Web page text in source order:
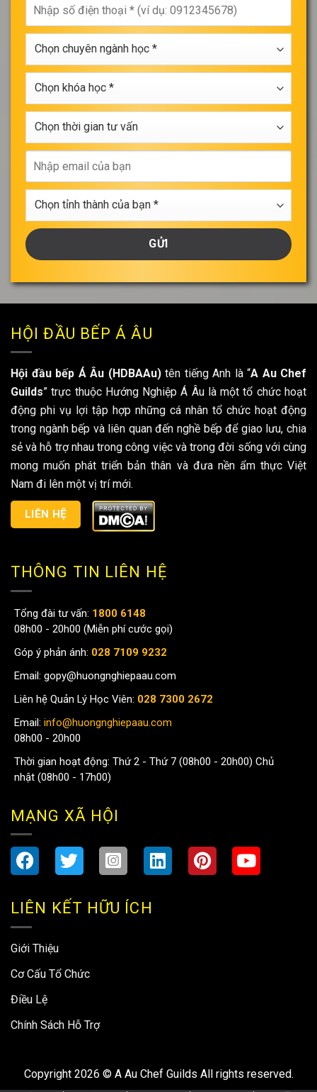
của
bạn
*
số
điện
thoại
chuyên
ngành
học
khóa
học
thời
gian
tư
vấnemail
của
bạn
tỉnh
thành
của
bạn
HỘI ĐẦU BẾP Á ÂU
Hội đầu bếp Á Âu (HDBAAu)tên tiếng Anh là “A Au Chef
Guilds” trực thuộc Hướng Nghiệp Á Âu là một tổ chức hoạt
động phi vụ lợi tập hợp những cá nhân tổ chức hoạt động
trong ngành bếp và liên quan đến nghề bếp để giao lưu, chia
sẻ và hỗ trợ nhau trong công việc và trong đời sống với cùng
mong muốn phát triển bản thân và đưa nền ẩm thực Việt
Nam đi lên một vị trí mới.
LIÊN HỆ
THÔNG TIN LIÊN HỆ
Tổng đài tư vấn: 1800 6148
08h00 - 20h00 (Miễn phí cước gọi)
Góp ý phản ánh: 028 7109 9232
Email: gopy@huongnghiepaau.com
Liên hệ Quản Lý Học Viên: 028 7300 2672
Email: info@huongnghiepaau.com
08h00 - 20h00
Thời gian hoạt động: Thứ 2 - Thứ 7 (08h00 - 20h00) Chủ
nhật (08h00 - 17h00)
MẠNG XÃ HỘI
LIÊN KẾT HỮU ÍCH
Giới Thiệu
Cơ Cấu Tổ Chức
Điều Lệ
Chính Sách Hỗ Trợ
Copyright 2026 © A Au Chef Guilds All rights reserved.